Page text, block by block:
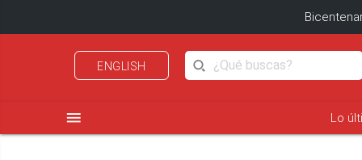
ENGLISH
menu Lo